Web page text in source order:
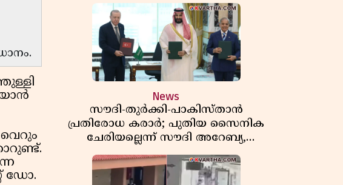
വെറും
ഡോ.
News
സൗദി-തുർക്കി-പാകിസ്താൻ
പ്രതിരോധ കരാർ; പുതിയ സൈനിക
ചേരിയല്ലെന്ന് സൗദി അറേബ്യ,
വിമർശനവുമായി ഇറാൻ